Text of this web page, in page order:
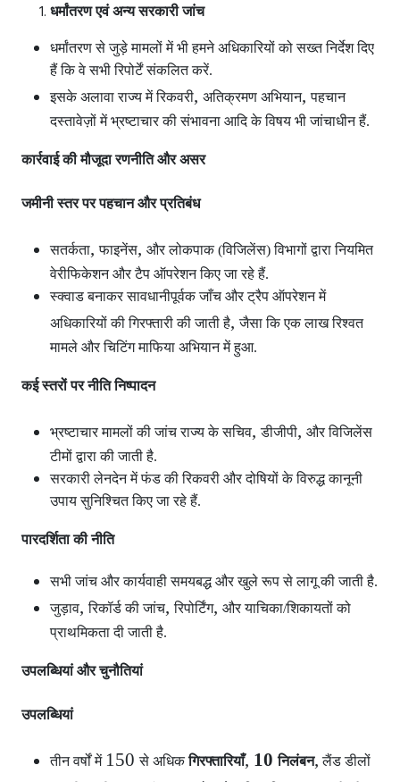
धर्मांतरण एवं अन्य सरकारी जांच
धर्मांतरण से जुड़े मामलों में भी हमने अधिकारियों को सख्त निर्देश दिए
हैं कि वे सभी रिपोर्टें संकलित करें.
इसके अलावा राज्य में रिकवरी, अतिक्रमण अभियान,पहचान
दस्तावेज़ों में भ्रष्टाचार की संभावना आदि के विषय भी जांचाधीन हैं.
कार्रवाई की मौजूदा रणनीति और असर
जमीनी स्तर पर पहचान और प्रतिबंध
सतर्कता,फाइनेंस, और लोकपाक (विजिलेंस) विभागों द्वारा नियमित
वेरीफिकेशन और टैप ऑपरेशन किए जा रहे हैं.
स्क्वाड बनाकर सावधानीपूर्वक जाँच और ट्रैप ऑपरेशन में
अधिकारियों की गिरफ्तारी की जाती है,जैसा कि एक लाख रिश्वत
मामले और चिटिंग माफिया अभियान में हुआ.
कई स्तरों पर नीति निष्पादन
भ्रष्टाचार मामलों की जांच राज्य के सचिव,डीजीपी, और विजिलेंस
टीमों द्वारा की जाती है.
सरकारी लेनदेन में फंड की रिकवरी और दोषियों के विरुद्ध कानूनी
उपाय सुनिश्चित किए जा रहे हैं.
पारदर्शिता की नीति
सभी जांच और कार्यवाही समयबद्ध और खुले रूप से लागू की जाती है.
जुड़ाव,रिकॉर्ड की जांच,रिपोर्टिंग, और याचिका/शिकायतों को
प्राथमिकता दी जाती है.
उपलब्धियां और चुनौतियां
उपलब्धियां
तीन वर्षों में 150से अधिकगिरफ्तारियाँ, 10निलंबन, लैंड डीलों